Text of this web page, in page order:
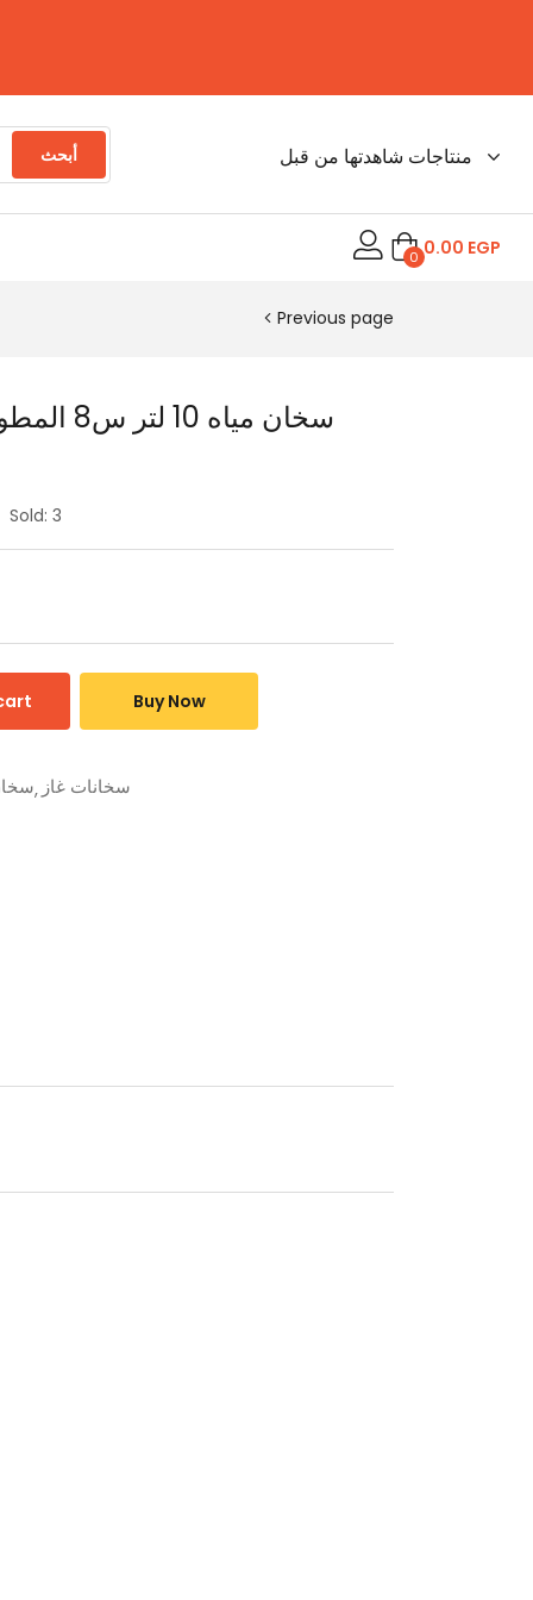
أبحث منتاجات شاهدتها من قبل
0 0.00 EGP
Previous page
سخان
Sold: 3
Buy Now
سخانات غاز